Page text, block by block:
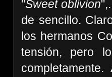
"Sweet oblivion
de sencillo.
los hermanos
tensión, pero